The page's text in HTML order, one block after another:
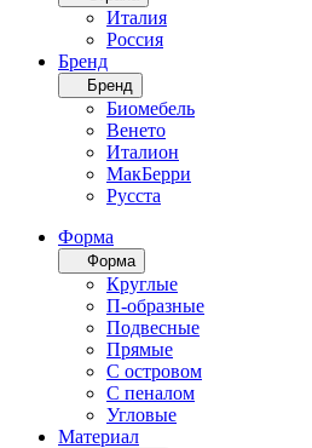
Италия
Россия
Бренд
Бренд
Биомебель
Венето
Италион
МакБерри
Русста
Форма
Форма
Круглые
П-образные
Подвесные
Прямые
С островом
С пеналом
Угловые
Материал